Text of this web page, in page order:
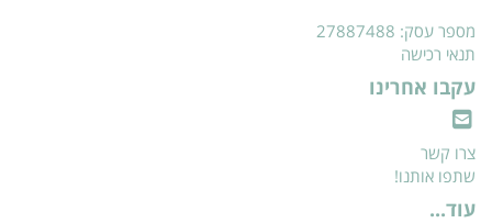
מספר עסק: 27887488
תנאי רכישה
עקבו אחרינו
צרו קשר
שתפו אותנו!
עוד...